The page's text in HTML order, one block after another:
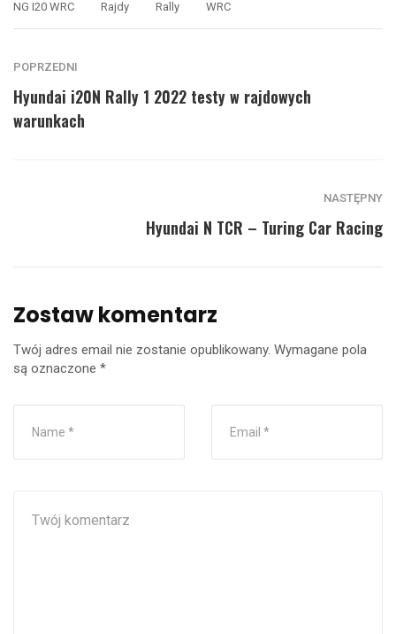
NG I20 WRC Rajdy Rally WRC
POPRZEDNI
Hyundai i20N Rally 1 2022 testy w rajdowych
warunkach
NASTĘPNY
Hyundai N TCR – Turing Car Racing
Zostaw komentarz
Twój adres email nie zostanie opublikowany. Wymagane pola
są oznaczone *